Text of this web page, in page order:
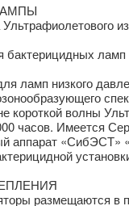
Ультрафиолетового
бактерицидных
ламп низкого
короткой волны
часов. Имеется
аппарат
размещаются в